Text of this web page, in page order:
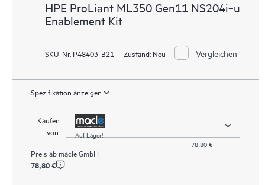
HPE ProLiant ML350 Gen11 NS204i‑u
Enablement Kit
SKU-Nr. P48403-B21 Zustand:Neu Vergleichen
Spezifikation anzeigen
Kaufen
von:
Auf Lager!
78,80 €
Preis ab macle GmbH
78,80 €